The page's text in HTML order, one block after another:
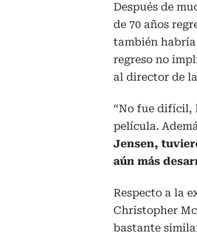
Después de
de 70 años
también habría
regreso no
al director de
“No fue difícil,
película.
Jensen,
aún más
Respecto a la
Christopher
bastante